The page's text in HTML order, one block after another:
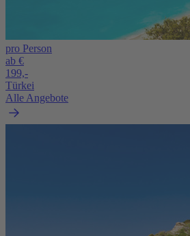
pro Person
ab €
199,-
Türkei
Alle Angebote